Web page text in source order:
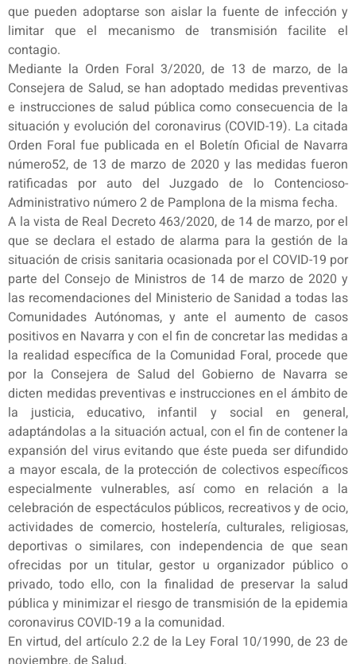
que pueden adoptarse son aislar la fuente de infección y
limitar que el mecanismo de transmisión facilite el
contagio.
Mediante la Orden Foral 3/2020, de 13 de marzo, de la
Consejera de Salud, se han adoptado medidas preventivas
e instrucciones de salud pública como consecuencia de la
situación y evolución del coronavirus (COVID-19). La citada
Orden Foral fue publicada en el Boletín Oficial de Navarra
número52, de 13 de marzo de 2020 y las medidas fueron
ratificadas por auto del Juzgado de lo Contencioso-
Administrativo número 2 de Pamplona de la misma fecha.
A la vista de Real Decreto 463/2020, de 14 de marzo, por el
que se declara el estado de alarma para la gestión de la
situación de crisis sanitaria ocasionada por el COVID-19 por
parte del Consejo de Ministros de 14 de marzo de 2020 y
las recomendaciones del Ministerio de Sanidad a todas las
Comunidades Autónomas, y ante el aumento de casos
positivos en Navarra y con el fin de concretar las medidas a
la realidad específica de la Comunidad Foral, procede que
por la Consejera de Salud del Gobierno de Navarra se
dicten medidas preventivas e instrucciones en el ámbito de
la justicia, educativo, infantil y social en general,
adaptándolas a la situación actual, con el fin de contener la
expansión del virus evitando que éste pueda ser difundido
a mayor escala, de la protección de colectivos específicos
especialmente vulnerables, así como en relación a la
celebración de espectáculos públicos, recreativos y de ocio,
actividades de comercio, hostelería, culturales, religiosas,
deportivas o similares, con independencia de que sean
ofrecidas por un titular, gestor u organizador público o
privado, todo ello, con la finalidad de preservar la salud
pública y minimizar el riesgo de transmisión de la epidemia
coronavirus COVID-19 a la comunidad.
En virtud, del artículo 2.2 de la Ley Foral 10/1990, de 23 de